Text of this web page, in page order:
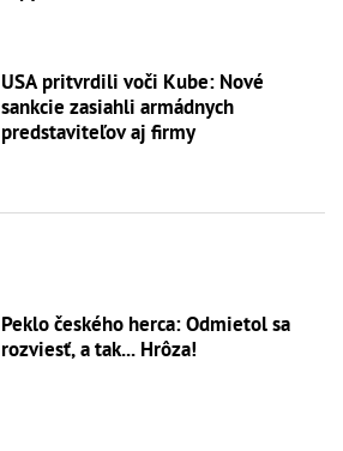
USA pritvrdili voči Kube: Nové
sankcie zasiahli armádnych
predstaviteľov aj firmy
Peklo českého herca: Odmietol sa
rozviesť, a tak... Hrôza!